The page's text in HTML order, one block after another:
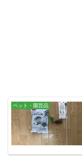
ペット・園芸品